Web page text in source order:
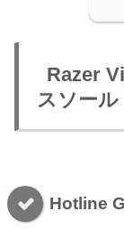
Razer
スソール
Hotline